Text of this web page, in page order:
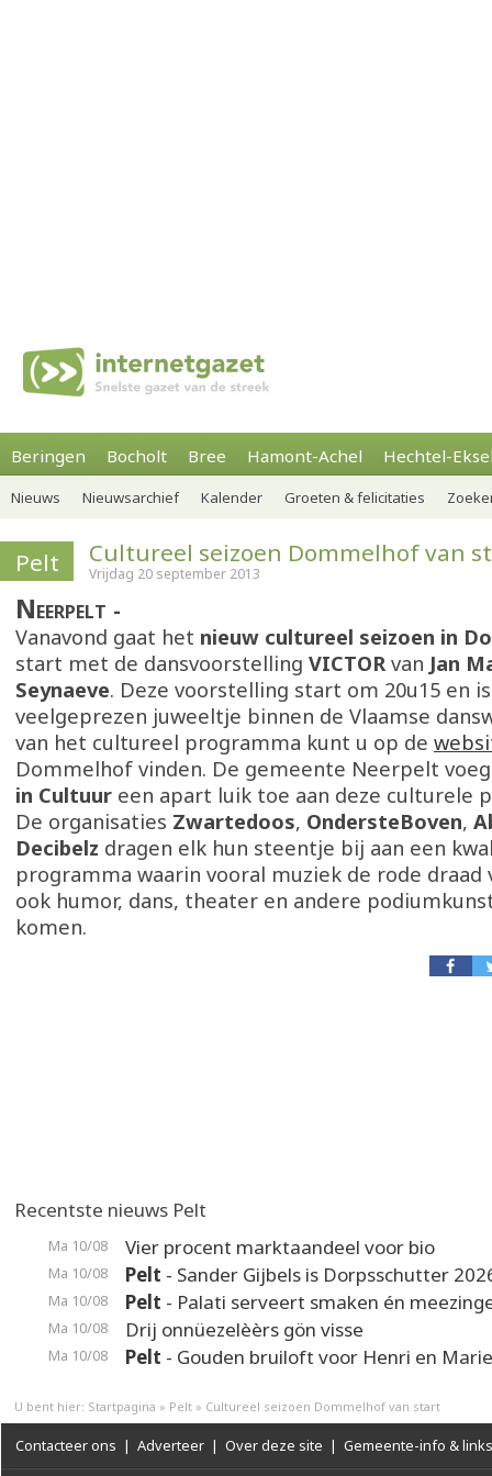
Beringen Bocholt Bree Hamont-Achel Hechtel-
Nieuws Nieuwsarchief Kalender Groeten & felicitaties
Pelt Cultureel seizoen Dommelhof van
Vrijdag 20 september 2013
Neerpelt
Vanavond gaat het nieuw cultureel seizoen in
start met de dansvoorstelling VICTOR van Jan
Seynaeve. Deze voorstelling start om 20u15 en
veelgeprezen juweeltje binnen de Vlaamse
van het cultureel programma kunt u op de
Dommelhof vinden. De gemeente Neerpelt
in Cultuur een apart luik toe aan deze culturele
De organisaties Zwartedoos, OndersteBoven,
Decibelz dragen elk hun steentje bij aan een
programma waarin vooral muziek de rode
ook humor, dans, theater en andere
komen.
Recentste nieuws Pelt
Ma 10/08 Vier procent marktaandeel voor bio
Ma 10/08 Pelt - Sander Gijbels is Dorpsschutter
Ma 10/08 Pelt - Palati serveert smaken én
Ma 10/08 Drij onnüezelèèrs gön visse
Ma 10/08 Pelt - Gouden bruiloft voor Henri en
U bent hier: Startpagina » Pelt » Cultureel seizoen Dommelhof van start
Contacteer ons | Adverteer | Over deze site | Gemeente-info & links